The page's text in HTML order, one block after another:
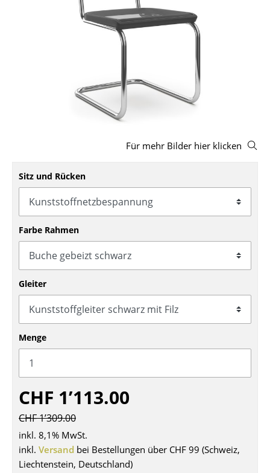
Bürodrehstühle
Bürosessel
Einzelteile
... alle Sitzmöbel
Tische
Esstische
Beistelltische
Schreibtische
Sekretäre & PC-Tische
Konferenztische
Für mehr Bilder hier klicken
Sitz und Rücken
Farbe Rahmen
Gleiter
Menge
CHF 1’113.00
CHF 1’309.00
inkl. 8,1% MwSt.
inkl. Versand bei Bestellungen über CHF 99 (Schweiz,
Liechtenstein, Deutschland)